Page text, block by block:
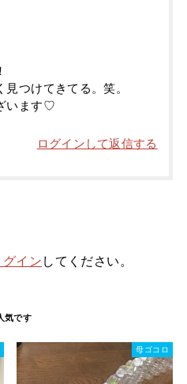
つけてきてる。笑。
います♡
ログインして返信する
グイン してください。
母ゴコロ